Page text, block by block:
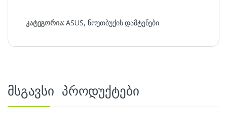
კატეგორია:ASUS, ნოუთბუქის დამტენები
მსგავსი პროდუქტები